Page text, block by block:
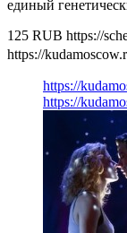
единый
125 RUB https://
https://
https://
https://